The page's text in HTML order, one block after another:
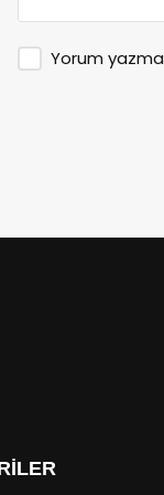
Yorum yazma